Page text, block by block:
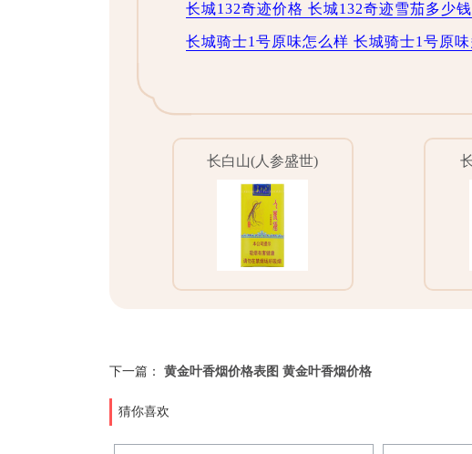
长城132奇迹价格 长城132奇迹雪茄多少钱
长城骑士1号原味怎么样 长城骑士1号原
长白山(人参盛世)
下一篇： 黄金叶香烟价格表图 黄金叶香烟价格
猜你喜欢